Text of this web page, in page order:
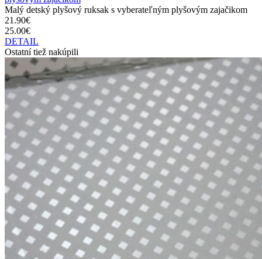
Malý detský plyšový ruksak s vyberateľným plyšovým zajačikom
21.90€
25.00€
DETAIL
Ostatní tiež nakúpili